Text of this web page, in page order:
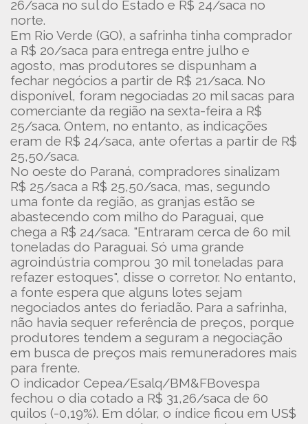
26/saca no sul do Estado e R$ 24/saca no
norte.
Em Rio Verde (GO), a safrinha tinha comprador
a R$ 20/saca para entrega entre julho e
agosto, mas produtores se dispunham a
fechar negócios a partir de R$ 21/saca. No
disponível, foram negociadas 20 mil sacas para
comerciante da região na sexta-feira a R$
25/saca. Ontem, no entanto, as indicações
eram de R$ 24/saca, ante ofertas a partir de R$
25,50/saca.
No oeste do Paraná, compradores sinalizam
R$ 25/saca a R$ 25,50/saca, mas, segundo
uma fonte da região, as granjas estão se
abastecendo com milho do Paraguai, que
chega a R$ 24/saca. "Entraram cerca de 60 mil
toneladas do Paraguai. Só uma grande
agroindústria comprou 30 mil toneladas para
refazer estoques", disse o corretor. No entanto,
a fonte espera que alguns lotes sejam
negociados antes do feriadão. Para a safrinha,
não havia sequer referência de preços, porque
produtores tendem a seguram a negociação
em busca de preços mais remuneradores mais
para frente.
O indicador Cepea/Esalq/BM&FBovespa
fechou o dia cotado a R$ 31,26/saca de 60
quilos (-0,19%). Em dólar, o índice ficou em US$